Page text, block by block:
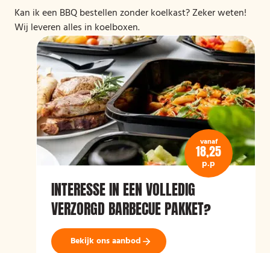
Kan ik een BBQ bestellen zonder koelkast? Zeker weten!
Wij leveren alles in koelboxen.
vanaf
18,25
p.p
INTERESSE IN EEN VOLLEDIG
VERZORGD BARBECUE PAKKET?
Bekijk ons aanbod